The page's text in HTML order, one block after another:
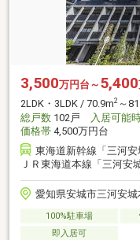
3,500万円台～ 5,400
2LDK・3LDK / 70.9m2 ～
総戸数 102戸 入居可能
価格帯 4,500万円台
東海道新幹線「三河安
ＪＲ東海道本線「三河安
愛知県安城市三河安城
100%駐車場
即入居可